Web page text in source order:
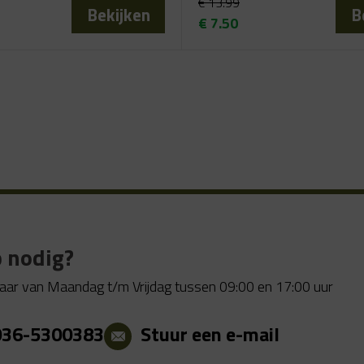
Bekijken € 7.50
van Maandag t/m Vrijdag tussen 09:00 en 17:00 uur
5300383 Stuur een e-mail